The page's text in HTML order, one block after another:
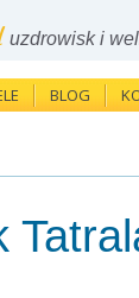
uzdrowisk i
BLOG